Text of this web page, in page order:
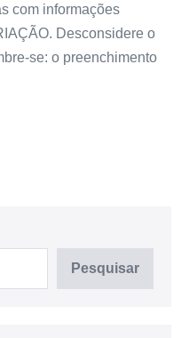
com informações
Desconsidere o
se: o preenchimento
Pesquisar